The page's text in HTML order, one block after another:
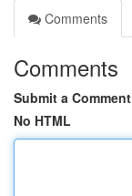
Comments
Comments
Submit a Comment
No HTML